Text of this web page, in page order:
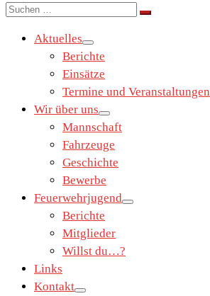
Suche
Suchen …
Aktuelles
Berichte
Einsätze
Termine und Veranstaltungen
Wir über uns
Mannschaft
Fahrzeuge
Geschichte
Bewerbe
Feuerwehrjugend
Berichte
Mitglieder
Willst du…?
Links
Kontakt